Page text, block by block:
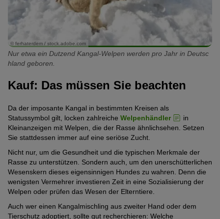
© ferhaterdem / stock.adobe.com
Nur etwa ein Dutzend Kangal-Welpen werden pro Jahr in Deutsc
hland geboren.
Kauf: Das müssen Sie beachten
Da der imposante Kangal in bestimmten Kreisen als
Statussymbol gilt, locken zahlreiche Welpenhändler
in
Kleinanzeigen mit Welpen, die der Rasse ähnlichsehen. Setzen
Sie stattdessen immer auf eine seriöse Zucht.
Nicht nur, um die Gesundheit und die typischen Merkmale der
Rasse zu unterstützen. Sondern auch, um den unerschütterlichen
Wesenskern dieses eigensinnigen Hundes zu wahren. Denn die
wenigsten Vermehrer investieren Zeit in eine Sozialisierung der
Welpen oder prüfen das Wesen der Elterntiere.
Auch wer einen Kangalmischling aus zweiter Hand oder dem
Tierschutz adoptiert, sollte gut recherchieren: Welche